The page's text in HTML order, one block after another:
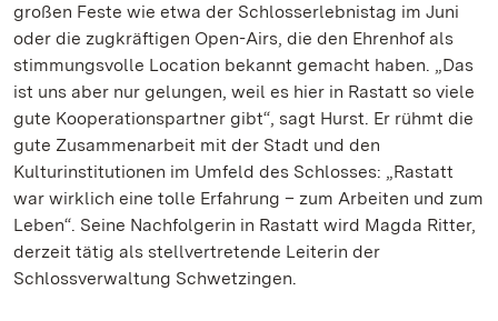
großen Feste wie etwa der Schlosserlebnistag im Juni
oder die zugkräftigen Open-Airs, die den Ehrenhof als
stimmungsvolle Location bekannt gemacht haben. „Das
ist uns aber nur gelungen, weil es hier in Rastatt so viele
gute Kooperationspartner gibt“, sagt Hurst. Er rühmt die
gute Zusammenarbeit mit der Stadt und den
Kulturinstitutionen im Umfeld des Schlosses: „Rastatt
war wirklich eine tolle Erfahrung – zum Arbeiten und zum
Leben“. Seine Nachfolgerin in Rastatt wird Magda Ritter,
derzeit tätig als stellvertretende Leiterin der
Schlossverwaltung Schwetzingen.